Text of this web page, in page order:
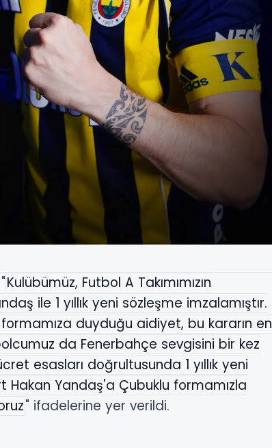
Kulübümüz, Futbol A Takımımızın
ile 1 yıllık yeni sözleşme imzalamıştır.
duyduğu aidiyet, bu kararın en
da Fenerbahçe sevgisini bir kez
esasları doğrultusunda 1 yıllık yeni
Hakan Yandaş'a Çubuklu formamızla
" ifadelerine yer verildi.